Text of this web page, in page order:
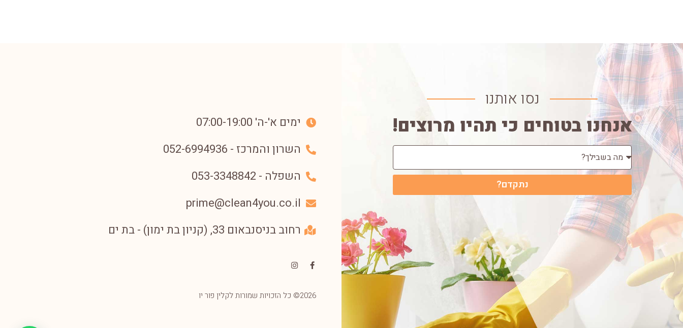
נסו אותנו
אנחנו בטוחים כי תהיו מרוצים!
נתקדם?
ימים א'-ה' 07:00-19:00
השרון והמרכז - 052-6994936⁩
השפלה - 053-3348842⁩
prime@clean4you.co.il
רחוב בניסנבאום 33, (קניון בת ימון) - בת ים
2026© כל הזכויות שמורות לקלין פור יו